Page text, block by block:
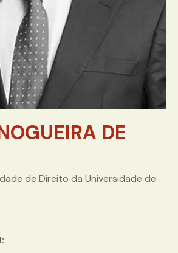
DE
de Direito da Universidade de